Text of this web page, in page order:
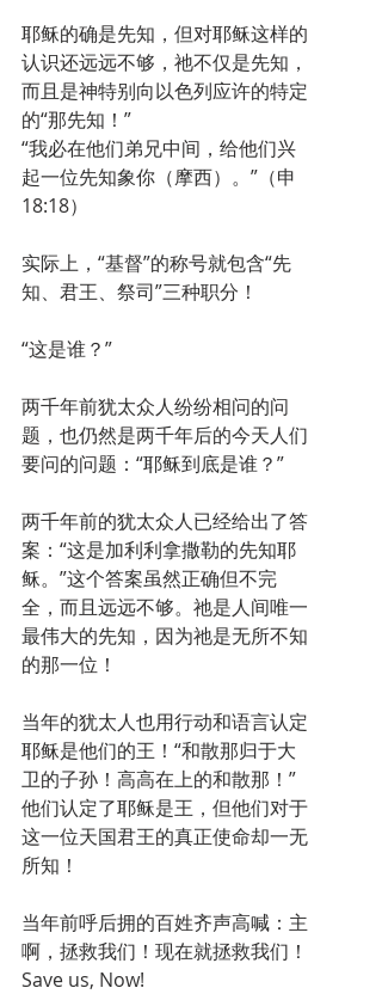
耶稣的确是先知，但对耶稣这样的
认识还远远不够，祂不仅是先知，
而且是神特别向以色列应许的特定
的“那先知！”
“我必在他们弟兄中间，给他们兴
起一位先知象你（摩西）。”（申
18:18）
实际上，“基督”的称号就包含“先
知、君王、祭司”三种职分！
“这是谁？”
两千年前犹太众人纷纷相问的问
题，也仍然是两千年后的今天人们
要问的问题：“耶稣到底是谁？”
两千年前的犹太众人已经给出了答
案：“这是加利利拿撒勒的先知耶
稣。”这个答案虽然正确但不完
全，而且远远不够。祂是人间唯一
最伟大的先知，因为祂是无所不知
的那一位！
当年的犹太人也用行动和语言认定
耶稣是他们的王！“和散那归于大
卫的子孙！高高在上的和散那！”
他们认定了耶稣是王，但他们对于
这一位天国君王的真正使命却一无
所知！
当年前呼后拥的百姓齐声高喊：主
啊，拯救我们！现在就拯救我们！
Save us, Now!